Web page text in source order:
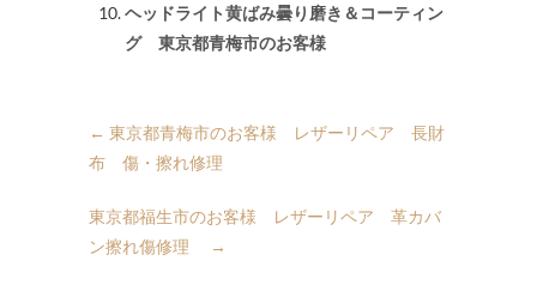
ヘッドライト黄ばみ曇り磨き＆コーティン
グ 東京都青梅市のお客様
← 東京都青梅市のお客様 レザーリペア 長財
布 傷・擦れ修理
東京都福生市のお客様 レザーリペア 革カバ
ン擦れ傷修理
→